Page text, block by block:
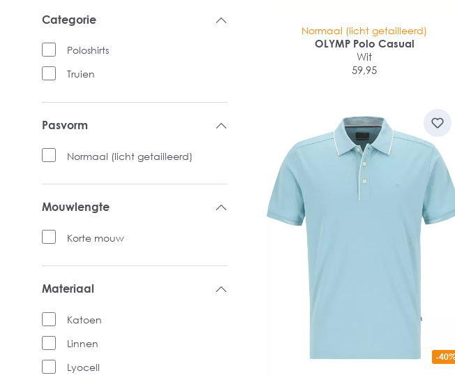
Categorie
Poloshirts
Truien
Pasvorm
Normaal (licht getailleerd)
Mouwlengte
Korte mouw
Materiaal
Katoen
Linnen
Lyocell
Normaal (licht getailleerd)
OLYMP Polo Casual
Wit
59,95
-40%